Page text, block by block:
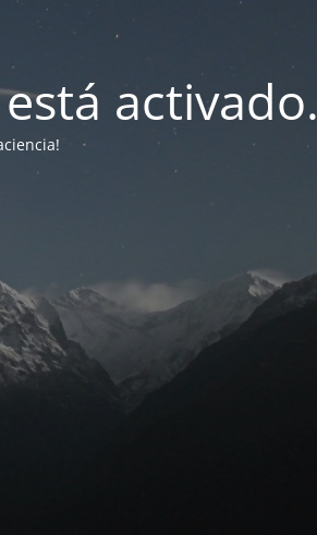
activado.